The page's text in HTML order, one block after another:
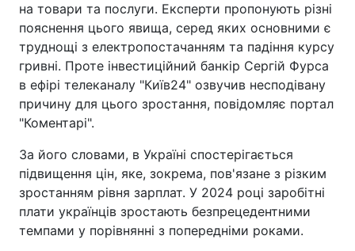
на товари та послуги. Експерти пропонують різні
пояснення цього явища, серед яких основними є
труднощі з електропостачанням та падіння курсу
гривні. Проте інвестиційний банкір Сергій Фурса
в ефірі телеканалу "Київ24" озвучив несподівану
причину для цього зростання, повідомляє портал
"Коментарі".
За його словами, в Україні спостерігається
підвищення цін, яке, зокрема, пов'язане з різким
зростанням рівня зарплат. У 2024 році заробітні
плати українців зростають безпрецедентними
темпами у порівнянні з попередніми роками.